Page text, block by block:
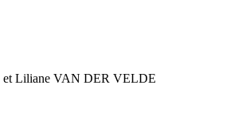
et Liliane VAN DER VELDE